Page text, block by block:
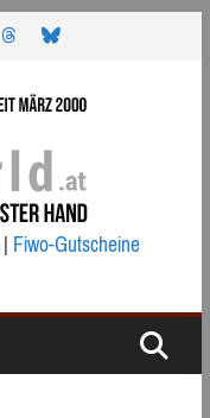
|Fiwo-Gutscheine